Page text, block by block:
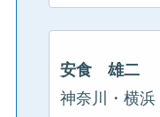
安食 雄二
神奈川・横浜